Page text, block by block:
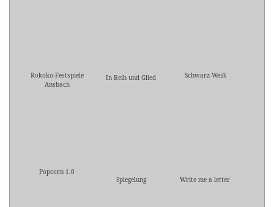
Rokoko-Festspiele
Ansbach
In Reih und Glied Schwarz-Weiß
Popcorn 1.0
Spiegelung
Write me a letter